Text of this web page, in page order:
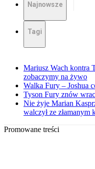
Najnowsze
Tagi
Mariusz Wach kontra
zobaczymy na żywo
Walka Fury – Joshua
Tyson Fury znów
Nie żyje Marian
walczył ze złamanym
Promowane treści